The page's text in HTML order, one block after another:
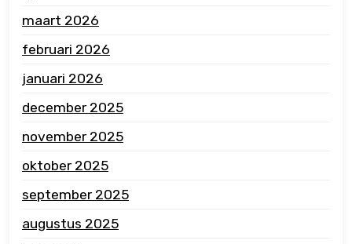
maart 2026
februari 2026
januari 2026
december 2025
november 2025
oktober 2025
september 2025
augustus 2025